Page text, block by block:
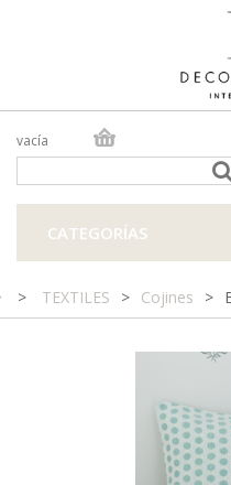
vacía
CATEGORÍAS
> TEXTILES > Cojines >